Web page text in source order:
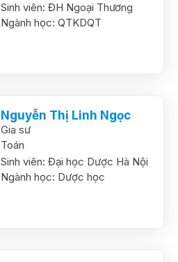
Sinh viên: ĐH Ngoại Thương
Ngành học: QTKDQT
Nguyễn Thị Linh Ngọc
Gia sư
Toán
Sinh viên: Đại học Dược Hà Nội
Ngành học: Dược học